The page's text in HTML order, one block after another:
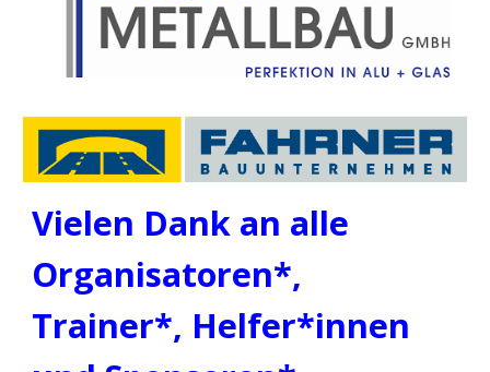
Vielen Dank an alle
Organisatoren*,
Trainer*, Helfer*innen